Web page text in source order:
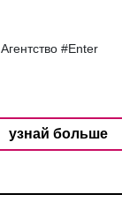
Агентство #Enter
узнай больше